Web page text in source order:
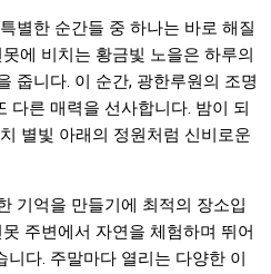
별한 순간들 중 하나는 바로 해질
에 비치는 황금빛 노을은 하루의
줍니다. 이 순간, 광한루원의 조명
다른 매력을 선사합니다. 밤이 되
별빛 아래의 정원처럼 신비로운
기억을 만들기에 최적의 장소입
주변에서 자연을 체험하며 뛰어
다. 주말마다 열리는 다양한 이